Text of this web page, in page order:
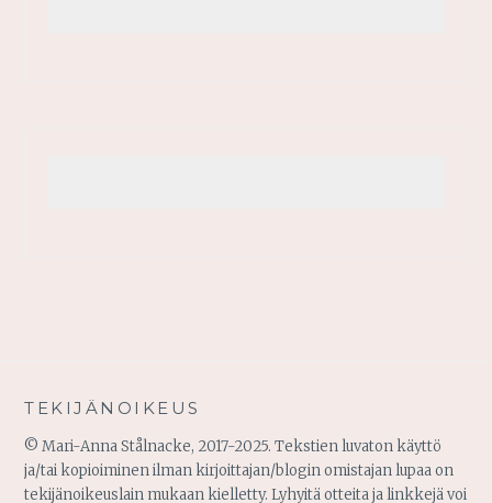
TEKIJÄNOIKEUS
© Mari-Anna Stålnacke, 2017-2025. Tekstien luvaton käyttö
ja/tai kopioiminen ilman kirjoittajan/blogin omistajan lupaa on
tekijänoikeuslain mukaan kielletty. Lyhyitä otteita ja linkkejä voi